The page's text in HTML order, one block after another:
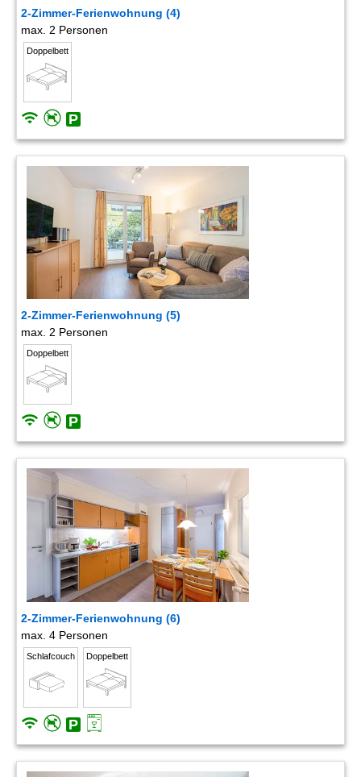
2-Zimmer-Ferienwohnung (4)
max. 2 Personen
Doppelbett
2-Zimmer-Ferienwohnung (5)
max. 2 Personen
Doppelbett
2-Zimmer-Ferienwohnung (6)
max. 4 Personen
Schlafcouch Doppelbett